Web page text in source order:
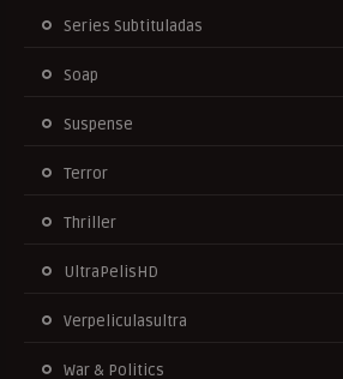
Series Subtituladas
Soap
Suspense
Terror
Thriller
UltraPelisHD
Verpeliculasultra
War & Politics